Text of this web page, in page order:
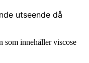
utseende då
som innehåller viscose